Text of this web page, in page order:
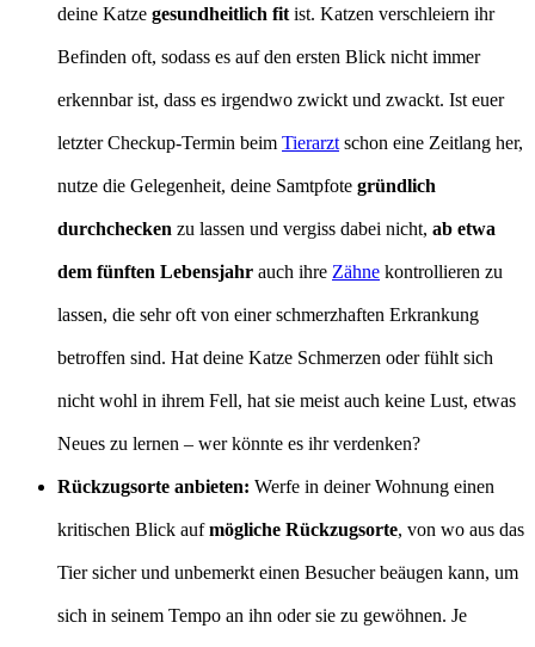
deine Katze gesundheitlich fit ist. Katzen verschleiern ihr
Befinden oft, sodass es auf den ersten Blick nicht immer
erkennbar ist, dass es irgendwo zwickt und zwackt. Ist euer
letzter Checkup-Termin beim Tierarzt schon eine Zeitlang her,
nutze die Gelegenheit, deine Samtpfote gründlich
durchchecken zu lassen und vergiss dabei nicht, ab etwa
dem fünften Lebensjahr auch ihre Zähne kontrollieren zu
lassen, die sehr oft von einer schmerzhaften Erkrankung
betroffen sind. Hat deine Katze Schmerzen oder fühlt sich
nicht wohl in ihrem Fell, hat sie meist auch keine Lust, etwas
Neues zu lernen – wer könnte es ihr verdenken?
Rückzugsorte anbieten: Werfe in deiner Wohnung einen
kritischen Blick aufmögliche Rückzugsorte, von wo aus das
Tier sicher und unbemerkt einen Besucher beäugen kann, um
sich in seinem Tempo an ihn oder sie zu gewöhnen. Je